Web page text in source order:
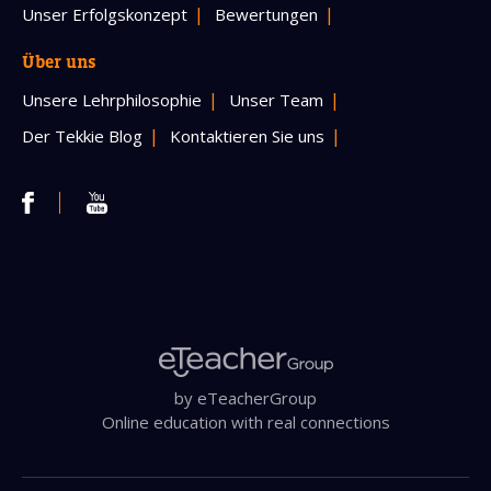
Unser Erfolgskonzept Bewertungen
Über uns
Unsere Lehrphilosophie
Unser Team
Der Tekkie Blog
Kontaktieren Sie uns
by eTeacherGroup
Online education with real connections